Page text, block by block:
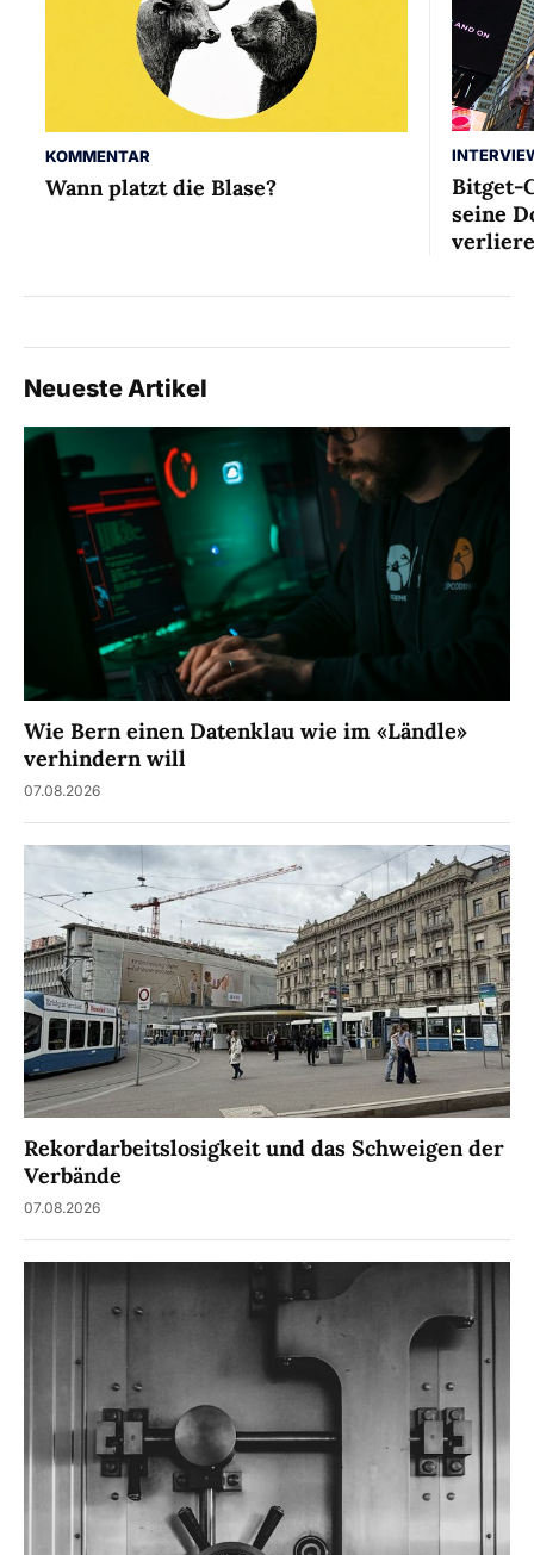
KOMMENTAR
Wann platzt die Blase?
Bitget-
seine
Neueste Artikel
Wie Bern einen Datenklau wie im «Ländle»
verhindern will
07.08.2026
Rekordarbeitslosigkeit und das Schweigen der
Verbände
07.08.2026